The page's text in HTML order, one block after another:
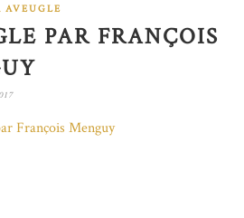
AVEUGLE
PAR FRANÇOIS